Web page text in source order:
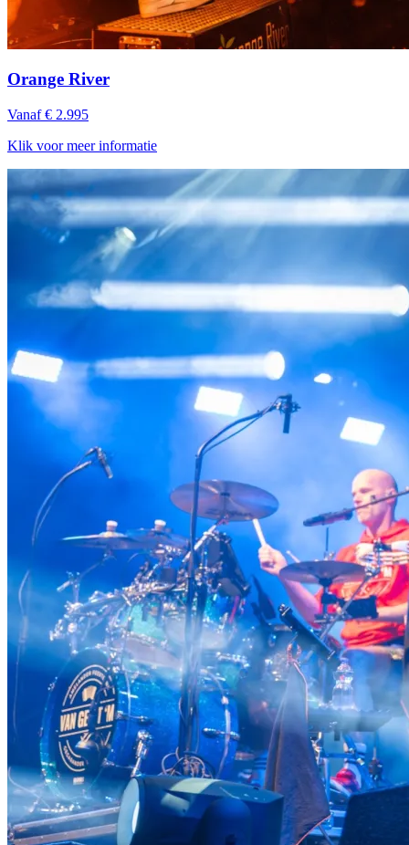
Orange River
Vanaf € 2.995
Klik voor meer informatie